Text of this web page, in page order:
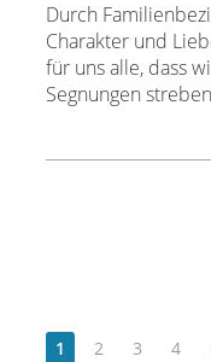
Durch
Charakter und
für uns alle, dass
Segnungen
1 2 3 4